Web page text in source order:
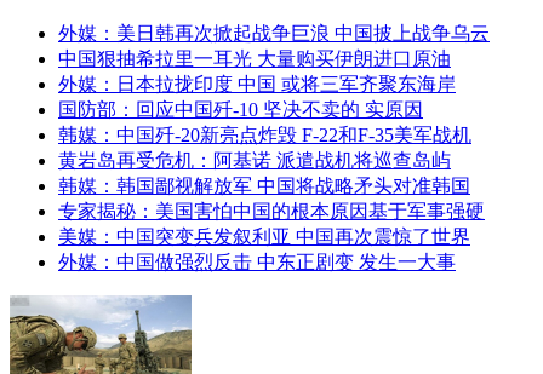
外媒：美日韩再次掀起战争巨浪 中国披上战争乌云
中国狠抽希拉里一耳光 大量购买伊朗进口原油
外媒：日本拉拢印度 中国 或将三军齐聚东海岸
国防部：回应中国歼-10 坚决不卖的 实原因
韩媒：中国歼-20新亮点炸毁 F-22和F-35美军战机
黄岩岛再受危机：阿基诺 派遣战机将巡查岛屿
韩媒：韩国鄙视解放军 中国将战略矛头对准韩国
专家揭秘：美国害怕中国的根本原因基于军事强硬
美媒：中国突变兵发叙利亚 中国再次震惊了世界
外媒：中国做强烈反击 中东正剧变 发生一大事